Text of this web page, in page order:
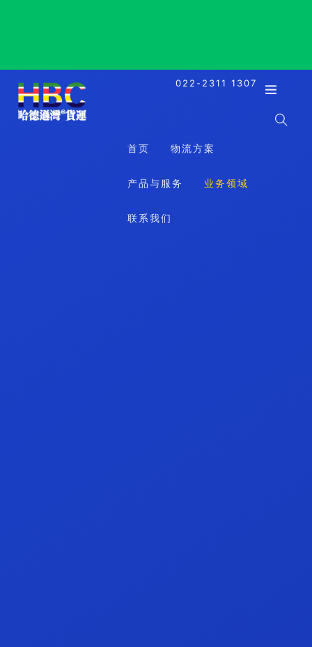
022-2311 1307
首页 物流方案
产品与服务 业务领域
联系我们